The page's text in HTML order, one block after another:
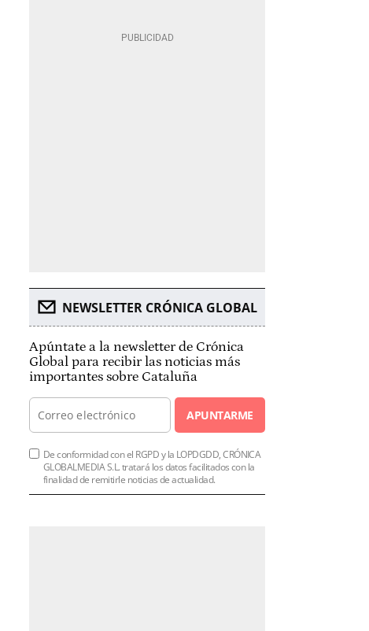
NEWSLETTER CRÓNICA GLOBAL
Apúntate a la newsletter de Crónica
Global para recibir las noticias más
importantes sobre Cataluña
APUNTARME
De conformidad con el RGPD y la LOPDGDD, CRÓNICA
GLOBALMEDIA S.L. tratará los datos facilitados con la
finalidad de remitirle noticias de actualidad.